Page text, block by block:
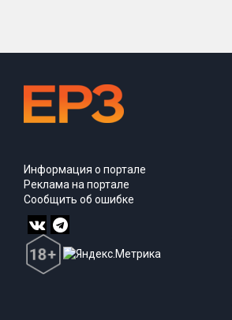
Информация о портале
Реклама на портале
Сообщить об ошибке